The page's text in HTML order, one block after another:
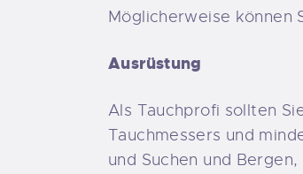
Möglicherweise können
Ausrüstung
Als Tauchprofi sollten
Tauchmessers und
und Suchen und